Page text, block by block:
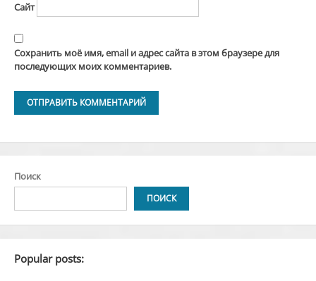
Сайт
Сохранить моё имя, email и адрес сайта в этом браузере для
последующих моих комментариев.
Поиск
ПОИСК
Popular posts: